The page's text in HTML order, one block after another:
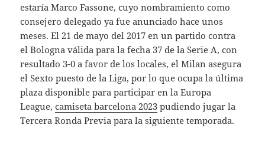
estaría Marco Fassone, cuyo nombramiento como
consejero delegado ya fue anunciado hace unos
meses. El 21 de mayo del 2017 en un partido contra
el Bologna válida para la fecha 37 de la Serie A, con
resultado 3-0 a favor de los locales, el Milan asegura
el Sexto puesto de la Liga, por lo que ocupa la última
plaza disponible para participar en la Europa
League,camiseta barcelona 2023 pudiendo jugar la
Tercera Ronda Previa para la siguiente temporada.